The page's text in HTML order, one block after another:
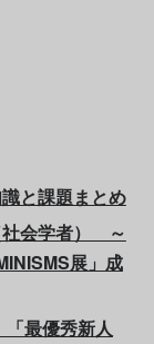
と課題まとめ
社会学者） ～
展」成
最優秀新人